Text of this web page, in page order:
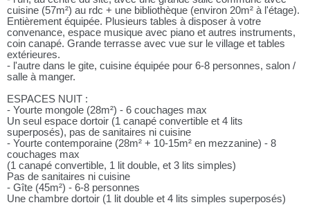
cuisine (57m²) au rdc + une bibliothèque (environ 20m² à l'étage).
Entièrement équipée. Plusieurs tables à disposer à votre
convenance, espace musique avec piano et autres instruments,
coin canapé. Grande terrasse avec vue sur le village et tables
extérieures.
- l'autre dans le gite, cuisine équipée pour 6-8 personnes, salon /
salle à manger.
ESPACES NUIT :
- Yourte mongole (28m²) - 6 couchages max
Un seul espace dortoir (1 canapé convertible et 4 lits
superposés), pas de sanitaires ni cuisine
- Yourte contemporaine (28m² + 10-15m² en mezzanine) - 8
couchages max
(1 canapé convertible, 1 lit double, et 3 lits simples)
Pas de sanitaires ni cuisine
- Gîte (45m²) - 6-8 personnes
Une chambre dortoir (1 lit double et 4 lits simples superposés)